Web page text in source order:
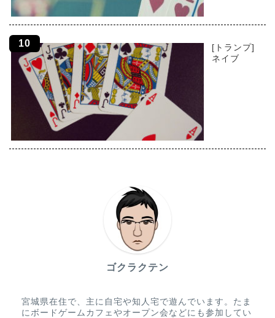
[トランプ]
ネイブ
ゴクラクテン
宮城県在住で、主に自宅や知人宅で遊んでいます。たま
にボードゲームカフェやオープン会などにも参加してい